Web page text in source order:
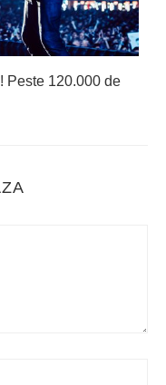
Peste 120.000 de